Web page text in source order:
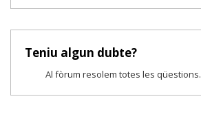
Teniu algun dubte?
Al fòrum resolem totes les qüestions.